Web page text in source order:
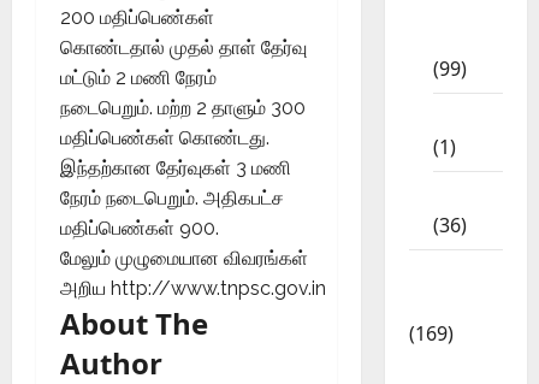
200 மதிப்பெண்கள்
கொண்டதால் முதல் தாள் தேர்வு
மட்டும் 2 மணி நேரம்
நடைபெறும். மற்ற 2 தாளும் 300
மதிப்பெண்கள் கொண்டது.
இந்தற்கான தேர்வுகள் 3 மணி
நேரம் நடைபெறும். அதிகபட்ச
மதிப்பெண்கள் 900.
மேலும் முழுமையான விவரங்கள்
அறிய http://www.tnpsc.gov.in
About The
Author
(99)
(1)
(36)
(169)